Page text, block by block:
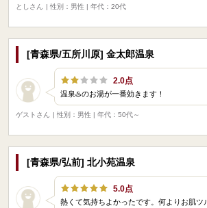
としさん
| 性別：男性 | 年代：20代
[青森県/五所川原] 金太郎温泉
2.0点
温泉♨️のお湯が一番効きます！
ゲストさん
| 性別：男性 | 年代：50代～
[青森県/弘前] 北小苑温泉
5.0点
熱くて気持ちよかったです。何よりお肌ツ